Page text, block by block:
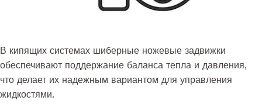
В кипящих системах шиберные ножевые задвижки
обеспечивают поддержание баланса тепла и давления,
что делает их надежным вариантом для управления
жидкостями.